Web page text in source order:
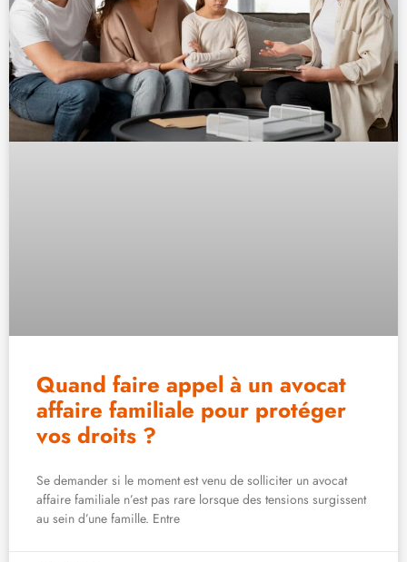
Quand faire appel à un avocat
affaire familiale pour protéger
vos droits ?
Se demander si le moment est venu de solliciter un avocat
affaire familiale n’est pas rare lorsque des tensions surgissent
au sein d’une famille. Entre